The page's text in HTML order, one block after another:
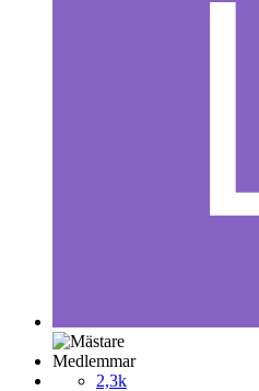
Medlemmar
2,3k